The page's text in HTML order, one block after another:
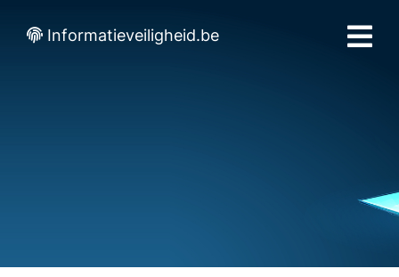
Informatieveiligheid.be